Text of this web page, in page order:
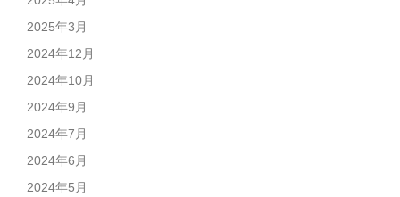
2025年3月
2024年12月
2024年10月
2024年9月
2024年7月
2024年6月
2024年5月